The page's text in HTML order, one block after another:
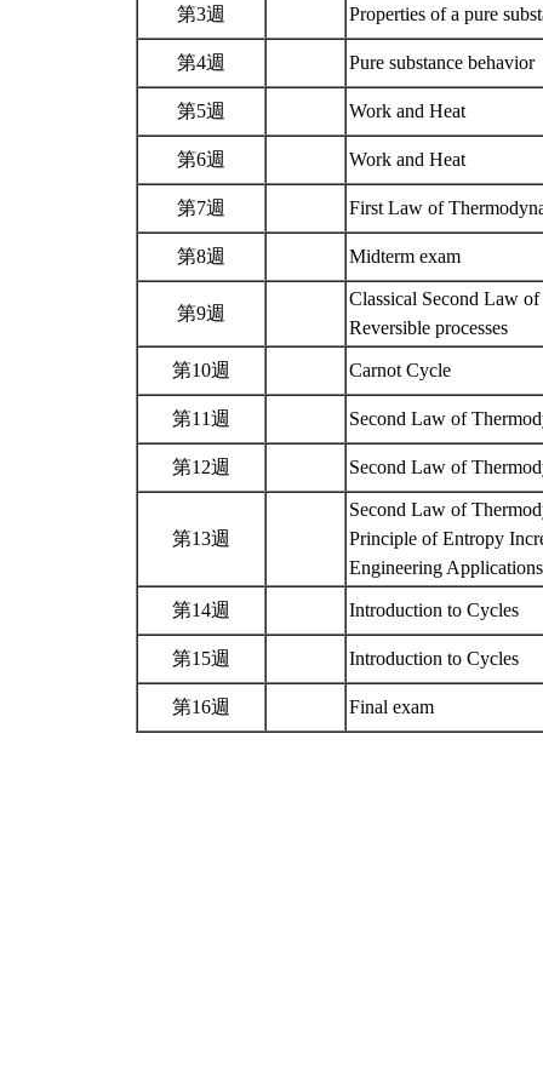
第3週 Properties of a pure
第4週 Pure substance behavior
第5週 Work and Heat
第6週 Work and Heat
第7週 First Law of
第8週 Midterm exam
第9週
Classical Second Law
Reversible processes
第10週 Carnot Cycle
第11週 Second Law of
第12週 Second Law of
第13週
Second Law of
Principle of Entropy
Engineering
第14週 Introduction to Cycles
第15週 Introduction to Cycles
第16週 Final exam